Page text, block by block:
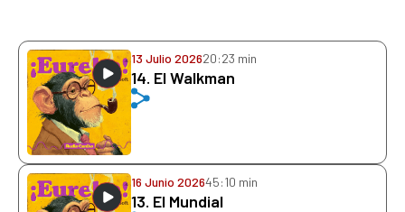
13 Julio 202620:23 min
14. El Walkman
16 Junio 202645:10 min
13. El Mundial